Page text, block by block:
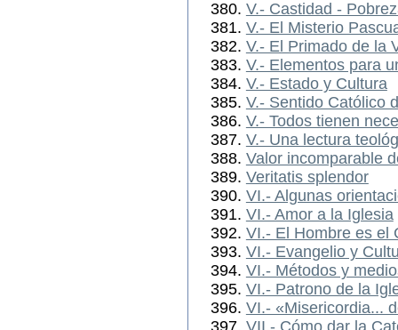
V.- Castidad -
V.- El Misterio
V.- El Primado de la
V.- Elementos para
V.- Estado y Cultura
V.- Sentido Católico
V.- Todos tienen
V.- Una lectura
Valor incomparable
Veritatis splendor
VI.- Algunas
VI.- Amor a la Iglesia
VI.- El Hombre es el
VI.- Evangelio y
VI.- Métodos y
VI.- Patrono de la
VI.- «Misericordia...
VII.- Cómo dar la